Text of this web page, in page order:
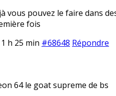
vous pouvez le faire dans
fois
h 25 min #68648 Répondre
64 le goat supreme de bs